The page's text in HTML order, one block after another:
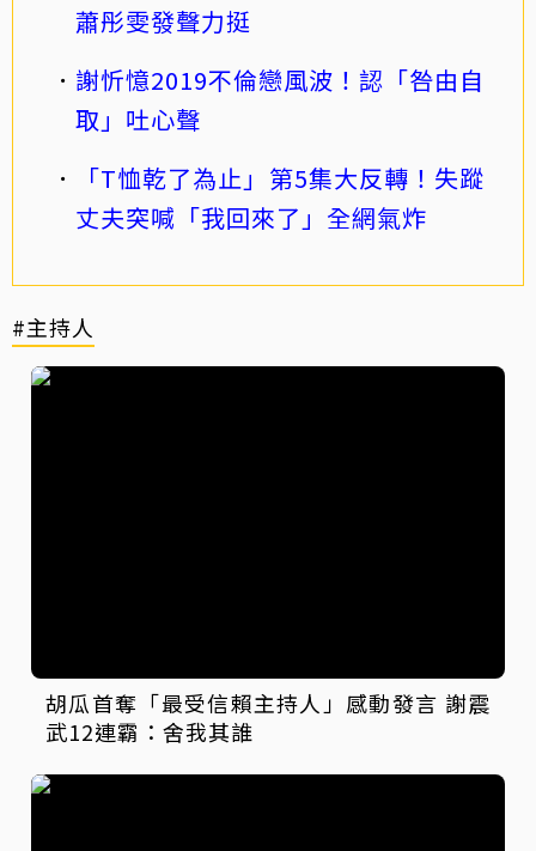
蕭彤雯發聲力挺
謝忻憶2019不倫戀風波！認「咎由自
取」吐心聲
「T恤乾了為止」第5集大反轉！失蹤
丈夫突喊「我回來了」全網氣炸
#主持人
胡瓜首奪「最受信賴主持人」感動發言 謝震
武12連霸：舍我其誰